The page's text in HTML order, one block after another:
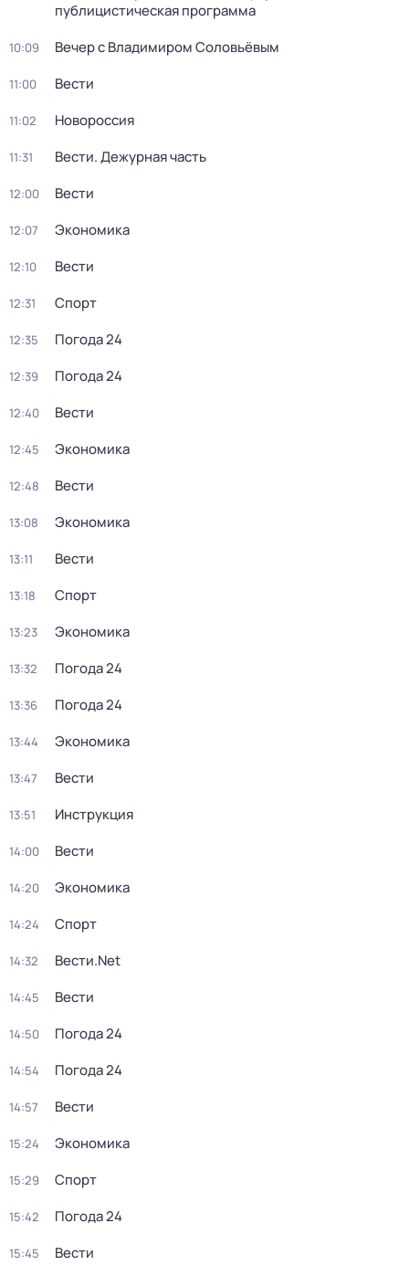
публицистическая программа
10:09 Вечер с Владимиром Соловьёвым
11:00 Вести
11:02 Новороссия
11:31 Вести. Дежурная часть
12:00 Вести
12:07 Экономика
12:10 Вести
12:31 Спорт
12:35 Погода 24
12:39 Погода 24
12:40 Вести
12:45 Экономика
12:48 Вести
13:08 Экономика
13:11 Вести
13:18 Спорт
13:23 Экономика
13:32 Погода 24
13:36 Погода 24
13:44 Экономика
13:47 Вести
13:51 Инструкция
14:00 Вести
14:20 Экономика
14:24 Спорт
14:32 Вести.Net
14:45 Вести
14:50 Погода 24
14:54 Погода 24
14:57 Вести
15:24 Экономика
15:29 Спорт
15:42 Погода 24
15:45 Вести